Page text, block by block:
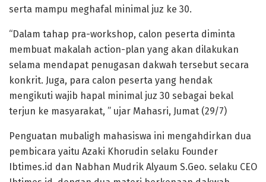
serta mampu meghafal minimal juz ke 30.
“Dalam tahap pra-workshop, calon peserta diminta
membuat makalah action-plan yang akan dilakukan
selama mendapat penugasan dakwah tersebut secara
konkrit. Juga, para calon peserta yang hendak
mengikuti wajib hapal minimal juz 30 sebagai bekal
terjun ke masyarakat, ” ujar Mahasri, Jumat (29/7)
Penguatan mubaligh mahasiswa ini mengahdirkan dua
pembicara yaitu Azaki Khorudin selaku Founder
Ibtimes.id dan Nabhan Mudrik Alyaum S.Geo. selaku CEO